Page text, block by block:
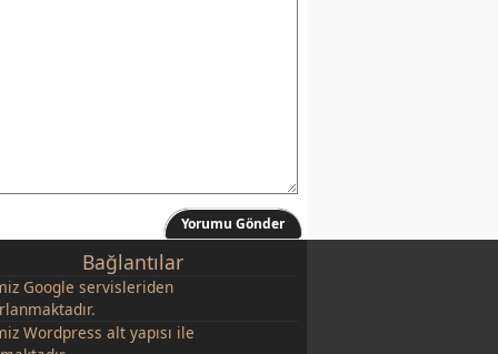
Yorumu Gönder
Bağlantılar
Google servisleriden
Wordpress alt yapısı ile